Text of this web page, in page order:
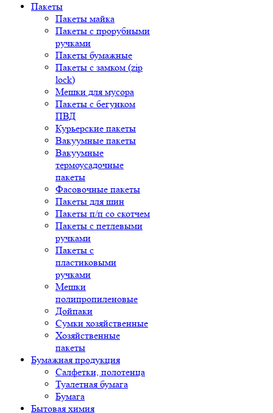
Пакеты
Пакеты майка
Пакеты с прорубными
ручками
Пакеты бумажные
Пакеты с замком (zip
lock)
Мешки для мусора
Пакеты с бегунком
ПВД
Курьерские пакеты
Вакуумные пакеты
Вакуумные
термоусадочные
пакеты
Фасовочные пакеты
Пакеты для шин
Пакеты п/п со скотчем
Пакеты с петлевыми
ручками
Пакеты с
пластиковыми
ручками
Мешки
полипропиленовые
Дойпаки
Сумки хозяйственные
Хозяйственные
пакеты
Бумажная продукция
Салфетки, полотенца
Туалетная бумага
Бумага
Бытовая химия